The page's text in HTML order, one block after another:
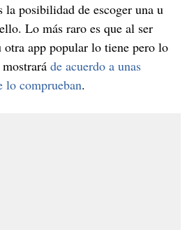
posibilidad de escoger una u
Lo más raro es que al ser
otra app popular lo tiene pero lo
de acuerdo a unas
lo comprueban.